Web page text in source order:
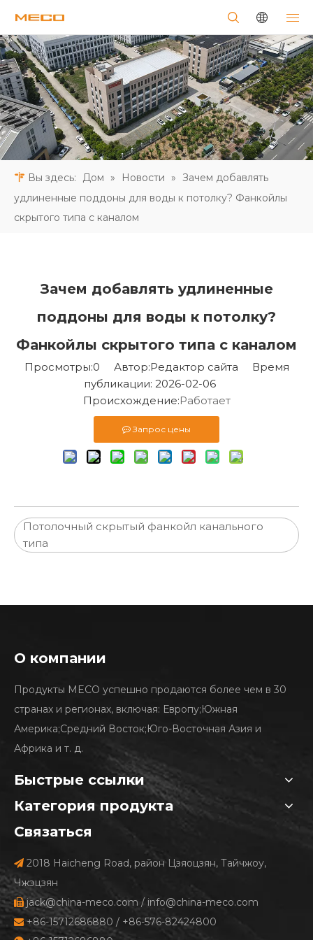
Вы здесь: Дом » Новости » Зачем добавлять
удлиненные поддоны для воды к потолку? Фанкойлы
скрытого типа с каналом
Зачем добавлять удлиненные
поддоны для воды к потолку?
Фанкойлы скрытого типа с каналом
Просмотры:0 Автор:Pедактор сайта Время
публикации: 2026-02-06
Происхождение:Работает
Запрос цены
Потолочный скрытый фанкойл канального
типа
О компании
Продукты MECO успешно продаются более чем в 30
странах и регионах, включая: Европу;Южная
Америка;Средний Восток;Юго-Восточная Азия и
Африка и т. д.
Быстрые ссылки
Категория продукта
Связаться
 2018 Haicheng Road, район Цзяоцзян, Тайчжоу,
Чжэцзян
 jack@china-meco.com / info@china-meco.com
 +86-15712686880 / +86-576-82424800